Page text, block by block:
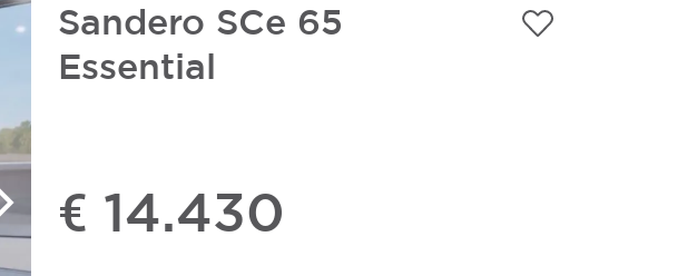
Whatsapp
Sandero SCe 65
Essential
€ 14.430